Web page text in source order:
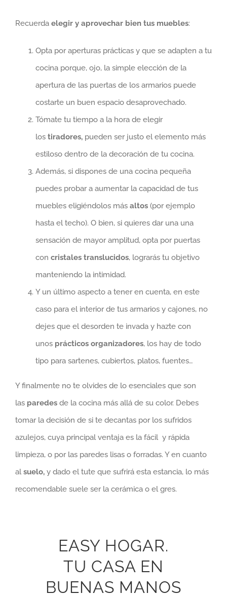
Recuerda elegir y aprovechar bien tus muebles:
Opta por aperturas prácticas y que se adapten a tu
cocina porque, ojo, la simple elección de la
apertura de las puertas de los armarios puede
costarte un buen espacio desaprovechado.
Tómate tu tiempo a la hora de elegir
los tiradores, pueden ser justo el elemento más
estiloso dentro de la decoración de tu cocina.
Además, si dispones de una cocina pequeña
puedes probar a aumentar la capacidad de tus
muebles eligiéndolos más altos (por ejemplo
hasta el techo). O bien, si quieres dar una una
sensación de mayor amplitud, opta por puertas
con cristales translucidos, lograrás tu objetivo
manteniendo la intimidad.
Y un último aspecto a tener en cuenta, en este
caso para el interior de tus armarios y cajones, no
dejes que el desorden te invada y hazte con
unos prácticos organizadores, los hay de todo
tipo para sartenes, cubiertos, platos, fuentes…
Y finalmente no te olvides de lo esenciales que son
las paredes de la cocina más allá de su color. Debes
tomar la decisión de si te decantas por los sufridos
azulejos, cuya principal ventaja es la fácil y rápida
limpieza, o por las paredes lisas o forradas. Y en cuanto
alsuelo, y dado el tute que sufrirá esta estancia, lo más
recomendable suele ser la cerámica o el gres.
EASY HOGAR.
TU CASA EN
BUENAS MANOS